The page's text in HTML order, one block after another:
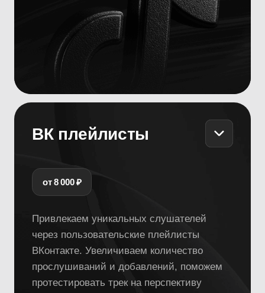
Привлекаем уникальных слушателей
через пользовательские плейлисты
ВКонтакте. Увеличиваем количество
прослушиваний и добавлений, поможем
органического роста.
TikTok-посевы